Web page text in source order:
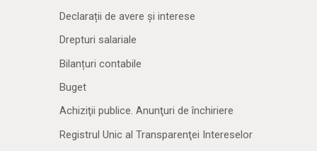
Declarații de avere și interese
Drepturi salariale
Bilanțuri contabile
Buget
Achiziţii publice. Anunţuri de închiriere
Registrul Unic al Transparenţei Intereselor